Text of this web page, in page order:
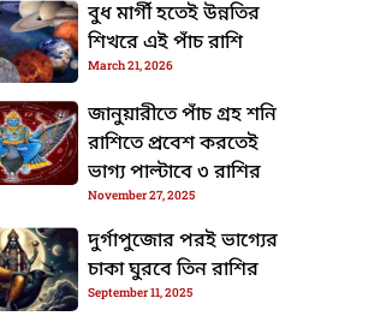
বুধ মার্গী হতেই উন্নতির
শিখরে এই পাঁচ রাশি
March 21, 2026
জানুয়ারীতে পাঁচ গ্রহ শনি
রাশিতে প্রবেশ করতেই
ভাগ্য পাল্টাবে ৩ রাশির
November 27, 2025
দুর্গাপুজোর পরই ভাগ্যের
চাকা ঘুরবে তিন রাশির
September 11, 2025